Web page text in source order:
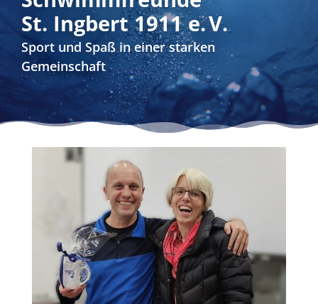
St. Ingbert 1911 e. V.
Sport und Spaß in einer starken
Gemeinschaft